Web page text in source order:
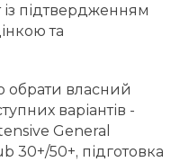
підтвердженням
та
обрати власний
варіантів -
General
30+/50+, підготовка